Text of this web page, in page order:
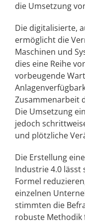
die Umsetzung
Die digitalisierte,
ermöglicht die
Maschinen und
dies eine Reihe
vorbeugende
Zusammenarbeit
Die Umsetzung
jedoch
und plötzliche
Die Erstellung
Industrie 4.0 lässt
Formel
einzelnen
stimmten die
robuste Methodik